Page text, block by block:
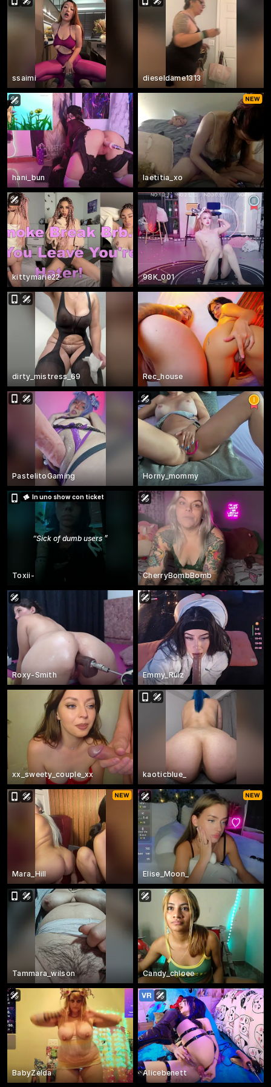
ssaimi dieseldame1313
hani_bun laetitia_xo
kittymarie22 98K_001
dirty_mistress_69 Rec_house
PastelitoGaming Horny_mommy
“Sick of dumb users”
In uno show con ticket
Toxii- CherryBombBomb
Roxy-Smith Emmy_Ruiz
xx_sweety_couple_xx kaoticblue_
Mara_Hill Elise_Moon_
Tammara_wilson Candy_chloee
BabyZelda Alicebenett